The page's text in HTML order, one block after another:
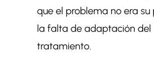
que el problema no era su
la falta de adaptación del
tratamiento.